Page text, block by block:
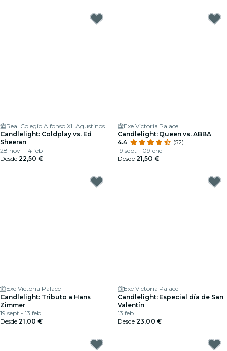
Real Colegio Alfonso XII Agustinos
Candlelight: Coldplay vs. Ed
Sheeran
28 nov - 14 feb
Desde 22,50 €
Exe Victoria Palace
Candlelight: Queen vs. ABBA
4.4
(52)
19 sept - 09 ene
Desde 21,50 €
Exe Victoria Palace
Candlelight: Tributo a Hans
Zimmer
19 sept - 13 feb
Desde 21,00 €
Exe Victoria Palace
Candlelight: Especial día de San
Valentín
13 feb
Desde 23,00 €